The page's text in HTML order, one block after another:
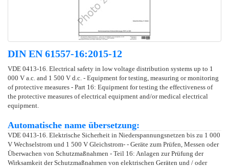
DIN EN 61557-16:2015-12
VDE 0413-16. Electrical safety in low voltage distribution systems up to 1
000 V a.c. and 1 500 V d.c. - Equipment for testing, measuring or monitoring
of protective measures - Part 16: Equipment for testing the effectiveness of
the protective measures of electrical equipment and/or medical electrical
equipment.
Automatische name übersetzung:
VDE 0413-16. Elektrische Sicherheit in Niederspannungsnetzen bis zu 1 000
V Wechselstrom und 1 500 V Gleichstrom- - Geräte zum Prüfen, Messen oder
Überwachen von Schutzmaßnahmen - Teil 16: Anlagen zur Prüfung der
Wirksamkeit der Schutzmaßnahmen von elektrischen Geräten und / oder